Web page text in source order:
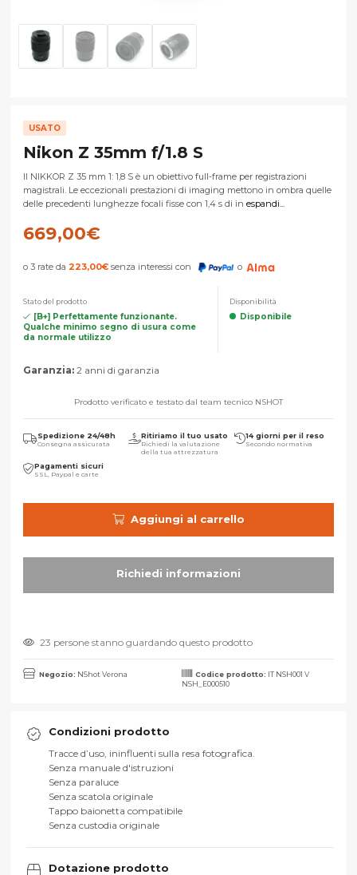
USATO
Nikon Z 35mm f/1.8 S
Il NIKKOR Z 35 mm 1: 1,8 S è un obiettivo full-frame per registrazioni
magistrali. Le eccezionali prestazioni di imaging mettono in ombra quelle
delle precedenti lunghezze focali fisse con 1,4 s di in espandi...
669,00€
o 3 rate da 223,00€ senza interessi con o
Stato del prodotto
[B+] Perfettamente funzionante.
Qualche minimo segno di usura come
da normale utilizzo
Disponibilità
Disponibile
Garanzia: 2 anni di garanzia
Prodotto verificato e testato dal team tecnico NSHOT
Spedizione 24/48h
Consegna assicurata
Ritiriamo il tuo usato
Richiedi la valutazione
della tua attrezzatura
14 giorni per il reso
Secondo normativa
Pagamenti sicuri
SSL, Paypal e carte
Aggiungi al carrello
23 persone stanno guardando questo prodotto
Negozio: NShot Verona Codice prodotto: IT NSH001 V
NSH_E000510
Condizioni prodotto
Tracce d’uso, ininfluenti sulla resa fotografica.
Senza manuale d'istruzioni
Senza paraluce
Senza scatola originale
Tappo baionetta compatibile
Senza custodia originale
Dotazione prodotto